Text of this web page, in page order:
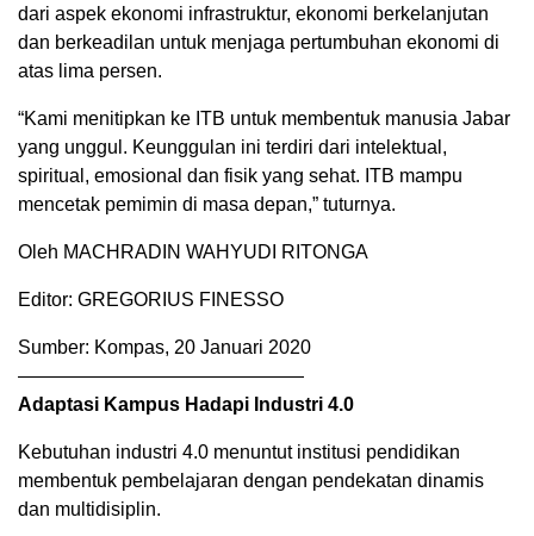
dari aspek ekonomi infrastruktur, ekonomi berkelanjutan
dan berkeadilan untuk menjaga pertumbuhan ekonomi di
atas lima persen.
“Kami menitipkan ke ITB untuk membentuk manusia Jabar
yang unggul. Keunggulan ini terdiri dari intelektual,
spiritual, emosional dan fisik yang sehat. ITB mampu
mencetak pemimin di masa depan,” tuturnya.
Oleh MACHRADIN WAHYUDI RITONGA
Editor: GREGORIUS FINESSO
Sumber: Kompas, 20 Januari 2020
———————————————
Adaptasi Kampus Hadapi Industri 4.0
Kebutuhan industri 4.0 menuntut institusi pendidikan
membentuk pembelajaran dengan pendekatan dinamis
dan multidisiplin.